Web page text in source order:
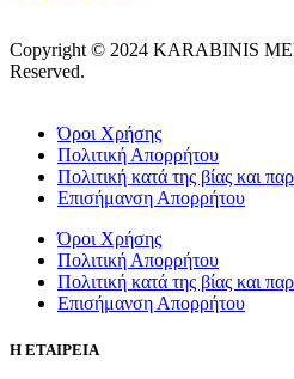
Copyright © 2024 KARABINIS
Reserved.
Όροι Χρήσης
Πολιτική Απορρήτου
Πολιτική κατά της βίας και
Επισήμανση Απορρήτου
Όροι Χρήσης
Πολιτική Απορρήτου
Πολιτική κατά της βίας και
Επισήμανση Απορρήτου
Η ΕΤΑΙΡΕΙΑ